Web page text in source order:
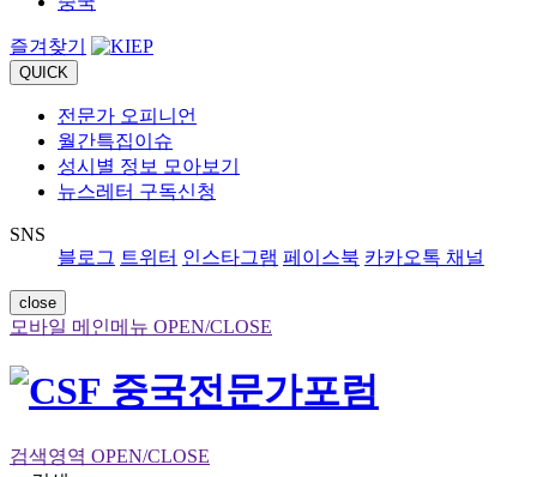
즐겨찾기
QUICK
전문가 오피니언
월간특집이슈
성시별 정보 모아보기
뉴스레터 구독신청
SNS
블로그 트위터 인스타그램 페이스북 카카오톡 채널
close
모바일 메인메뉴 OPEN/CLOSE
검색영역 OPEN/CLOSE